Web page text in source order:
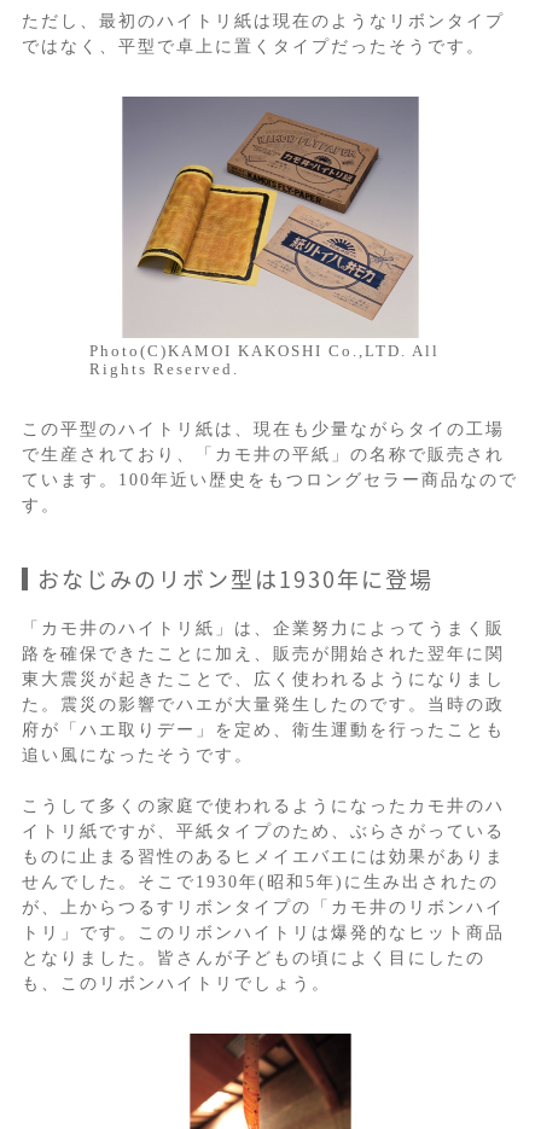
ただし、最初のハイトリ紙は現在のようなリボンタイプ
ではなく、平型で卓上に置くタイプだったそうです。
Photo(C)KAMOI KAKOSHI Co.,LTD. All
Rights Reserved.
この平型のハイトリ紙は、現在も少量ながらタイの工場
で生産されており、「カモ井の平紙」の名称で販売され
ています。100年近い歴史をもつロングセラー商品なので
す。
おなじみのリボン型は1930年に登場
「カモ井のハイトリ紙」は、企業努力によってうまく販
路を確保できたことに加え、販売が開始された翌年に関
東大震災が起きたことで、広く使われるようになりまし
た。震災の影響でハエが大量発生したのです。当時の政
府が「ハエ取りデー」を定め、衛生運動を行ったことも
追い風になったそうです。
こうして多くの家庭で使われるようになったカモ井のハ
イトリ紙ですが、平紙タイプのため、ぶらさがっている
ものに止まる習性のあるヒメイエバエには効果がありま
せんでした。そこで1930年(昭和5年)に生み出されたの
が、上からつるすリボンタイプの「カモ井のリボンハイ
トリ」です。このリボンハイトリは爆発的なヒット商品
となりました。皆さんが子どもの頃によく目にしたの
も、このリボンハイトリでしょう。